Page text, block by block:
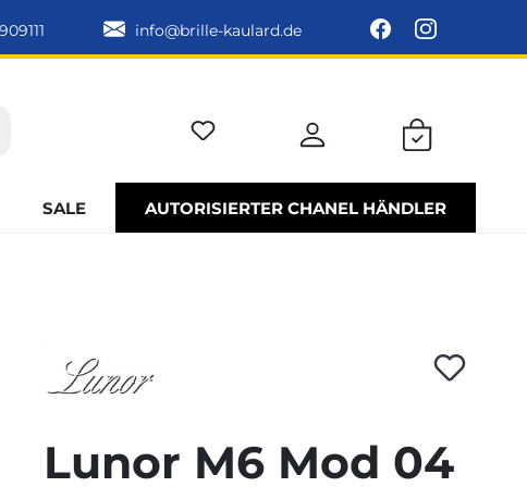
info@brille-kaulard.de
SALE AUTORISIERTER CHANEL HÄNDLER
Lunor M6 Mod 04